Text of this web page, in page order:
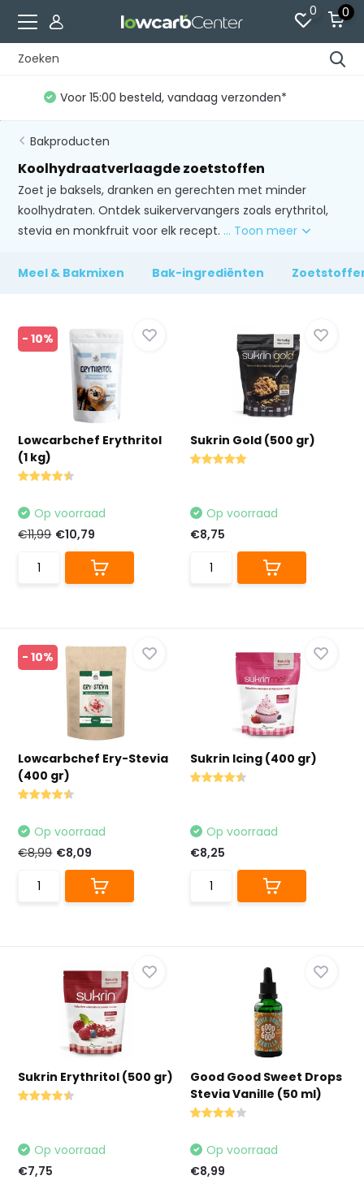
0 0
Gratis verzending vanaf €60 (NL)*
Bakproducten
Koolhydraatverlaagde zoetstoffen
Zoet je baksels, dranken en gerechten met minder
koolhydraten. Ontdek suikervervangers zoals erythritol,
stevia en monkfruit voor elk recept. ... Toon meer
Meel & Bakmixen Bak-ingrediënten
- 10%
Lowcarbchef Erythritol
(1 kg)
Op voorraad
€11,99 €10,79
Sukrin Gold (500 gr)
Op voorraad
€8,75
- 10%
Lowcarbchef Ery-Stevia
(400 gr)
Op voorraad
€8,99 €8,09
Sukrin Icing (400 gr)
Op voorraad
€8,25
Sukrin Erythritol (500 gr)
Op voorraad
€7,75
Good Good Sweet Drops
Stevia Vanille (50 ml)
Op voorraad
€8,99